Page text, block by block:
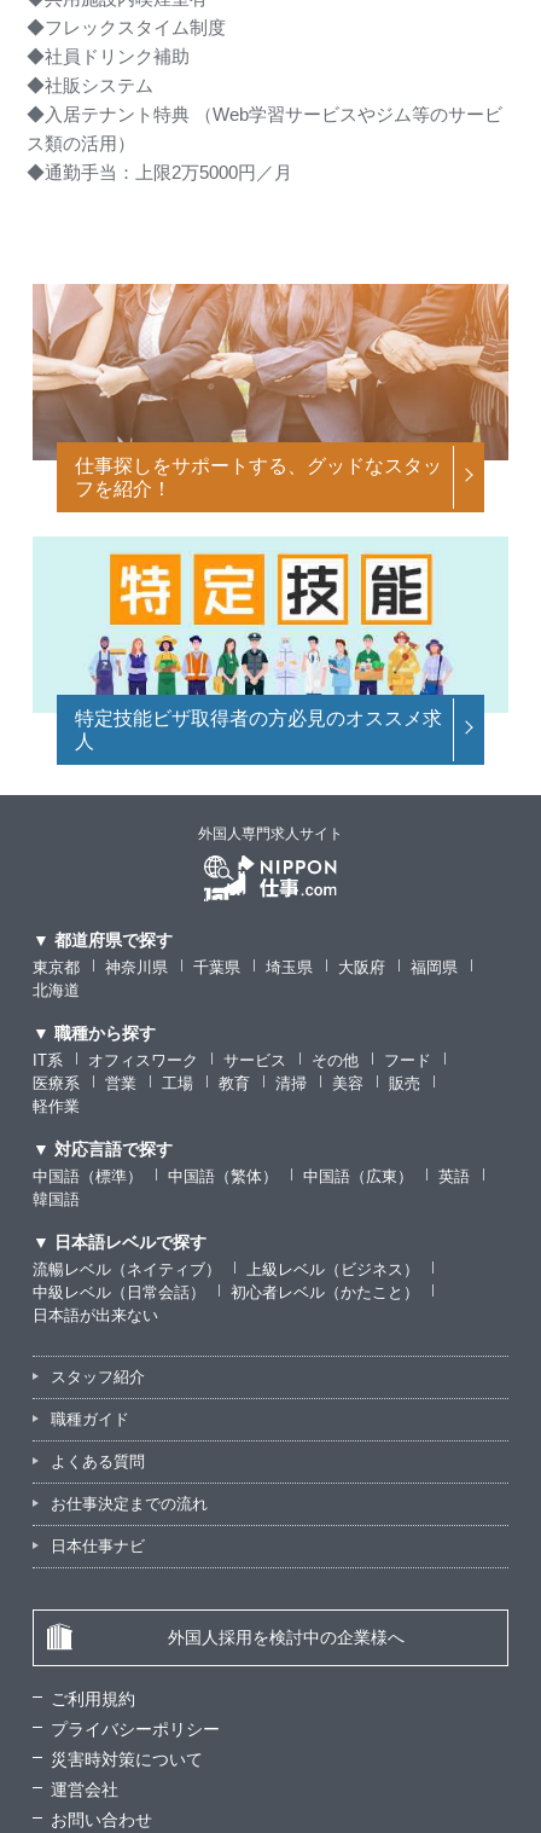
◆フレックスタイム制度
◆社員ドリンク補助
◆社販システム
◆入居テナント特典 （Web学習サービスやジム等のサービ
ス類の活用）
◆通勤手当：上限2万5000円／月
仕事探しをサポートする、グッドなスタッ
フを紹介！
特定技能ビザ取得者の方必見のオススメ求
人
外国人専門求人サイト
▼ 都道府県で探す
東京都 神奈川県 千葉県 埼玉県 大阪府
福岡県
北海道
▼ 職種から探す
IT系 オフィスワーク サービス その他
フード
医療系
営業 工場 教育 清掃 美容
販売
軽作業
▼ 対応言語で探す
中国語（標準） 中国語（繁体） 中国語（広東）
英語
韓国語
▼ 日本語レベルで探す
流暢レベル（ネイティブ）
上級レベル（ビジネス）
中級レベル（日常会話）
初心者レベル（かたこと）
日本語が出来ない
スタッフ紹介
職種ガイド
よくある質問
お仕事決定までの流れ
日本仕事ナビ
外国人採用を検討中の企業様へ
ご利用規約
プライバシーポリシー
災害時対策について
運営会社
お問い合わせ